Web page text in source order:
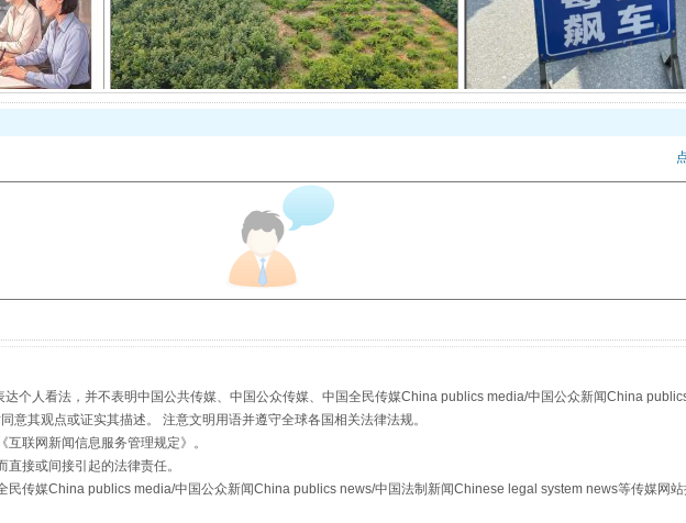
以产业富民促振兴 酒驾未被当场查获能
期
个人看法，并不表明中国公共传媒、中国公众传媒、中国全民传媒China publics media/中国公众新闻China
意其观点或证实其描述。 注意文明用语并遵守全球各国相关法律法规。
互联网新闻信息服务管理规定》。
接或间接引起的法律责任。
民传媒China publics media/中国公众新闻China publics news/中国法制新闻Chinese legal system news等传媒网